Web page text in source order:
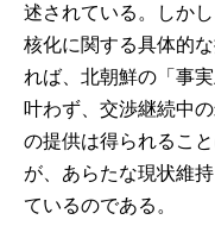
述されている。しか
核化に関する具体的
れば、北朝鮮の「事
叶わず、交渉継続中
の提供は得られるこ
が、あらたな現状維
ているのである。